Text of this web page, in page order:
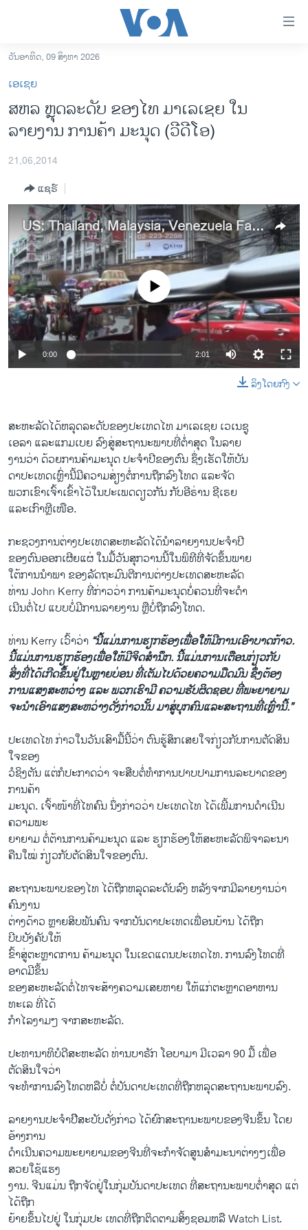
ເຂົ້າ
ຫາ
ຂ້າມ
ຂ້າມ
ຫາ
ອາເມຣິກາ
ການເລືອກຕັ້ງ ປະທານາທີບໍດີ ສະຫະລັດ 2024
ຂ່າວ​ຈີນ
ໂລກ
ເອເຊຍ
ອິດສະຫຼະພາບດ້ານການຂ່າວ
ຊີວິດຊາວລາວ
ຊຸມຊົນຊາວລາວ
ວິທະຍາສາດ-ເທັກໂນໂລຈີ
ທຸລະກິດ
ພາສາອັງກິດ
ລາຍການກະຈາຍສຽງ
ຕິດຕາມພວກເຮົາ ທີ່
ພາສາຕ່າງໆ
ວັນອາທິດ, 09 ສິງຫາ 2026
ເອເຊຍ
ສຫລ ຫຼຸດລະດັບ ຂອງໄທ ມາເລເຊຍ ໃນ
ລາຍງານ ການຄ້າ ມະນຸດ (ວີດີໂອ)
21,06,2014
ແຊຣ໌
US: Thailand, Malaysia, Venezuela Fail on Human Trafficking
No media source currently available
0:00 2:01
ລິງໂດຍກົງ
ສະຫະລັດໄດ້ຫລຸດລະດັບຂອງປະເທດໄທ ມາເລເຊຍ ເວເນຊູ
ເອລາ ແລະແກມເບຍ ລົງສູ່ສະຖານະພາບທີ່ຕ່ຳສຸດ ໃນລາຍ
ງານວ່າ ດ້ວຍການຄ້າມະນຸດ ປະຈຳປີຂອງຕົນ ຊຶ່ງເຮັດໃຫ້ບັນ
ດາປະເທດເຫຼົ່ານີ້ມີຄວາມສ່ຽງຕໍ່ການຖືກລົງໂທດ ແລະຈັດ
ພວກເຂົາເຈົ້າເຂົ້າໄວ້ໃນປະເພດດຽວກັນ ກັບອີຣ່ານ ຊີເຣຍ
ແລະເກົາຫຼີເໜືອ.
ກະຊວງການຕ່າງປະເທດສະຫະລັດໄດ້ນຳລາຍງານປະຈຳປີ
ຂອງຕົນອອກເຜີຍແຜ່ ໃນມື້ວັນສຸກວານນີ້ໃນພິທີທີ່ຈັດຂຶ້ນພາຍ
ໃຕ້ການນຳພາ ຂອງລັດຖະມົນຕີການຕ່າງປະເທດສະຫະລັດ
ທ່ານ John Kerry ທີ່ກ່າວວ່າ ການຄ້າມະນຸດບໍ່ຄວນທີ່ຈະດຳ
ເນີນຕໍ່ໄປ ແບບບໍ່ມີການລາຍງານ ຫຼືບໍ່ຖືກລົງໂທດ.
ທ່ານ Kerry ເວົ້າວ່າ “ນີ້ແມ່ນການຮຽກຮ້ອງເພື່ອໃຫ້ມີການເອົາບາດກ້າວ.
ນີ້ແມ່ນການຮຽກຮ້ອງເພື່ອໃຫ້ມີຈິດສຳນຶກ. ນີ້ແມ່ນການເຕືອນກ່ຽວກັບ
ສິ່ງທີ່ໄດ້ເກີດຂຶ້ນຢູ່ໃນຫຼາຍບ່ອນ ທີ່ເຕັມໄປດ້ວຍຄວາມມືດມົນ ຊຶ່ງຕ້ອງ
ການແສງສະຫວ່າງ ແລະ ພວກເຮົາມີ ຄວາມຮັບຜິດຊອບ ທີ່ພະຍາຍາມ
ຈະນຳເອົາແສງສະຫວ່າງດັ່ງກ່າວນັ້ນ ມາສູ່ບຸກຄົນແລະສະຖານທີ່ເຫຼົ່ານີ້.”
ປະເທດໄທ ກ່າວໃນວັນເສົາມື້ນີ້ວ່າ ຕົນຮູ້ສຶກເສຍໃຈກ່ຽວກັບການຕັດສິນ
ໃຈຂອງ
ວໍຊິງຕັນ ແຕ່ກໍປະກາດວ່າ ຈະສືບຕໍ່ທຳການປາບປາມການລະບາດຂອງ
ການຄ້າ
ມະນຸດ. ເຈົ້າໜ້າທີ່ໄທຄົນ ນຶ່ງກ່າວວ່າ ປະເທດໄທ ໄດ້ເພີ້ມການດຳເນີນ
ຄວາມພະ
ຍາຍາມ ຕໍ່ຕ້ານການຄ້າມະນຸດ ແລະ ຮຽກຮ້ອງໃຫ້ສະຫະລັດພິຈາລະນາ
ຄືນໃໝ່ ກ່ຽວກັບຕັດສິນໃຈຂອງຕົນ.
ສະຖານະພາບຂອງໄທ ໄດ້ຖືກຫລຸດລະດັບລົງ ຫລັງຈາກມີລາຍງານວ່າ
ຄົນງານ
ຕ່າງດ້າວ ຫຼາຍສິບພັນຄົນ ຈາກບັນດາປະເທດເພື່ອນບ້ານ ໄດ້ຖືກ
ບີບບັງຄັບໃຫ້
ຂົ້າສູ່ຕະຫຼາດການ ຄ້າມະນຸດ ໃນເຂດແດນປະເທດໄທ. ການລົງໂທດທີ່
ອາດມີຂຶ້ນ
ຂອງສະຫະລັດຕໍ່ໄທຈະສ້າງຄວາມເສຍຫາຍ ໃຫ້ແກ່ຕະຫຼາດອາຫານ
ທະເລ ທີ່ໄດ້
ກຳໄລງາມໆ ຈາກສະຫະລັດ.
ປະທານາທິບໍດີສະຫະລັດ ທ່ານບາຣັກ ໂອບາມາ ມີເວລາ 90 ມື້ ເພື່ອ
ຕັດສິນໃຈວ່າ
ຈະທຳການລົງໂທດຫລືບໍ່ ຕໍ່ບັນດາປະເທດທີ່ຖືກຫລຸດສະຖານະພາບລົງ.
ລາຍງານປະຈຳປີີສະບັບດັ່ງກ່າວ ໄດ້ຍົກສະຖານະພາບຂອງຈີນຂຶ້ນ ໂດຍ
ອ້າງການ
ດຳເນີນຄວາມພະຍາຍາມຂອງຈີນທີ່ຈະກຳຈັດສູນສຳມະນາຕ່າງໆເພື່ອ
ສວຍໃຊ້ແຮງ
ງານ. ຈີນແມ່ນ ຖືກຈັດຢູ່ໃນກຸ່ມບັນດາປະເທດ ທີ່ສະຖານະພາບຕ່ຳສຸດ ແຕ່
ໄດ້ຖືກ
ຍ້າຍຂຶ້ນໄປຢູ່ ໃນກຸ່ມປະ ເທດທີ່ຖືກຕິດຕາມສິ້ງຊອມຫລື Watch List.